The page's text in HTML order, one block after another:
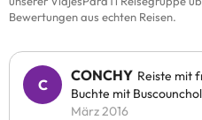
Bewertungen aus echten Reisen.
CONCHY Reiste mit
Buchte mit
März 2016